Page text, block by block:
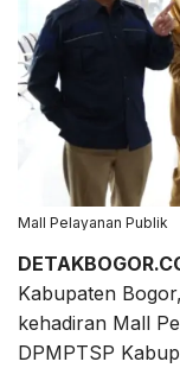
Mall Pelayanan Publik
Kabupaten
kehadiran Mall
DPMPTSP